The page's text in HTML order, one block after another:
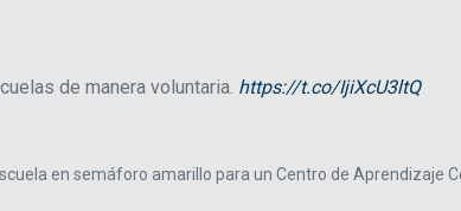
de manera voluntaria. https://t.co/IjiXcU3ltQ
en semáforo amarillo para un Centro de Aprendizaje